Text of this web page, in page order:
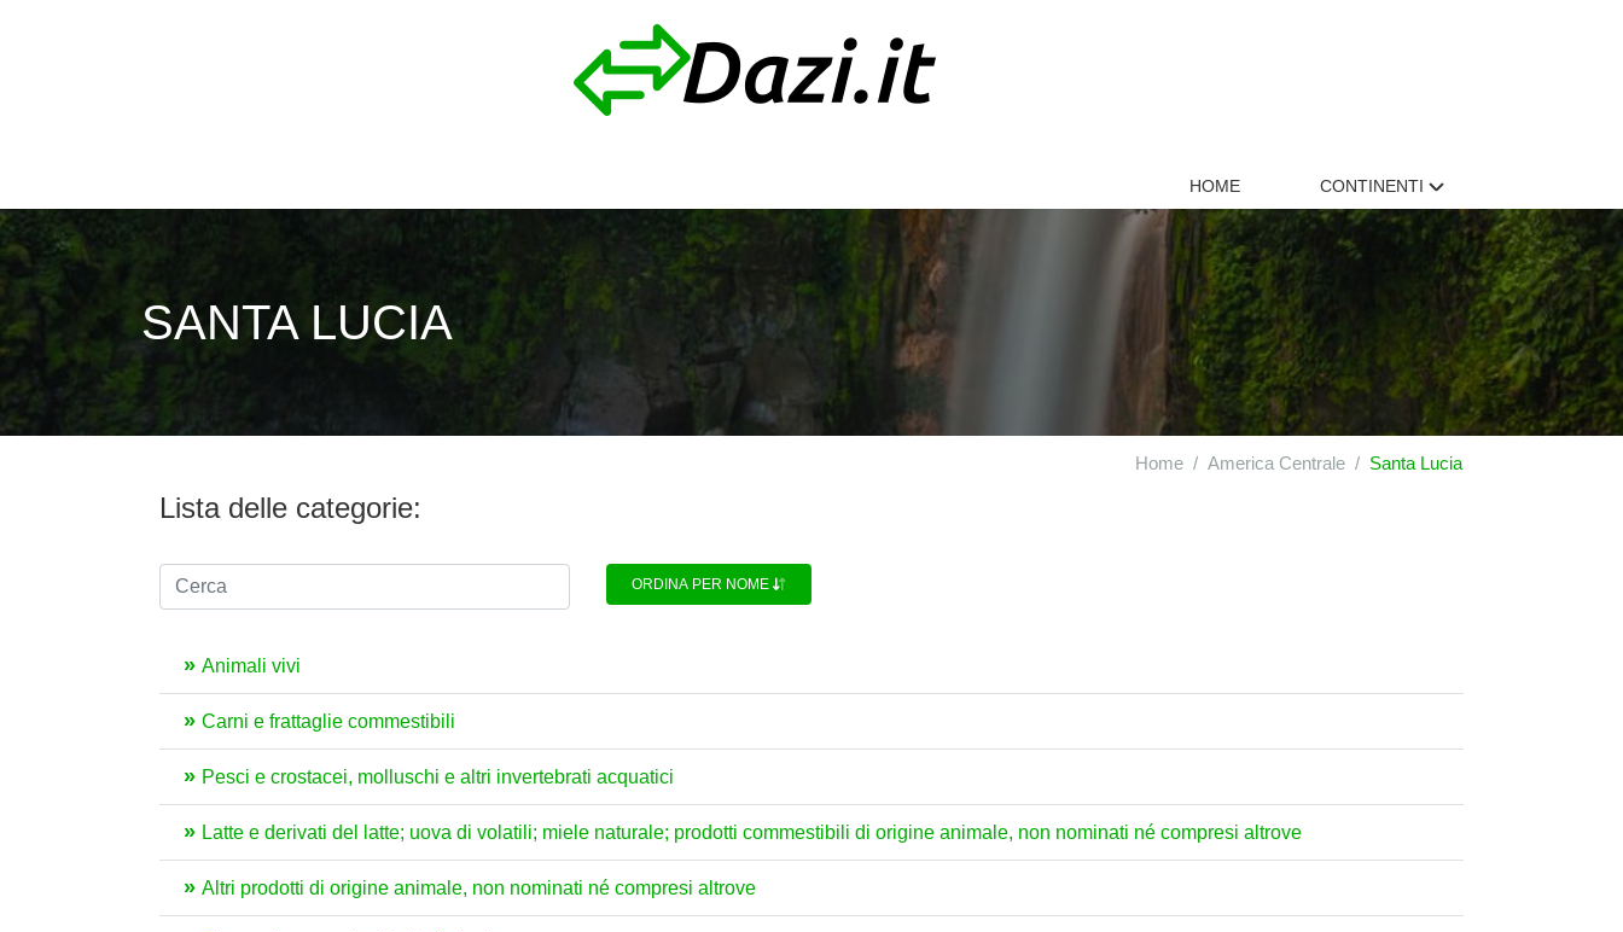
HOME CONTINENTI
SANTA LUCIA
Home America Centrale Santa Lucia
Lista delle categorie:
ORDINA PER NOME
Animali vivi
Carni e frattaglie commestibili
Pesci e crostacei, molluschi e altri invertebrati acquatici
Latte e derivati del latte; uova di volatili; miele naturale; prodotti commestibili di origine animale, non nominati né compresi altrove
Altri prodotti di origine animale, non nominati né compresi altrove